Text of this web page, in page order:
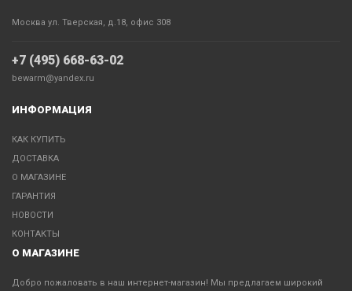
Москва ул. Тверская, д.18, офис 308
+7 (495) 668-63-02
bewarm@yandex.ru
ИНФОРМАЦИЯ
КАК КУПИТЬ
ДОСТАВКА
О МАГАЗИНЕ
ГАРАНТИЯ
НОВОСТИ
КОНТАКТЫ
О МАГАЗИНЕ
Добро пожаловать в наш интернет-магазин! Мы предлагаем широкий